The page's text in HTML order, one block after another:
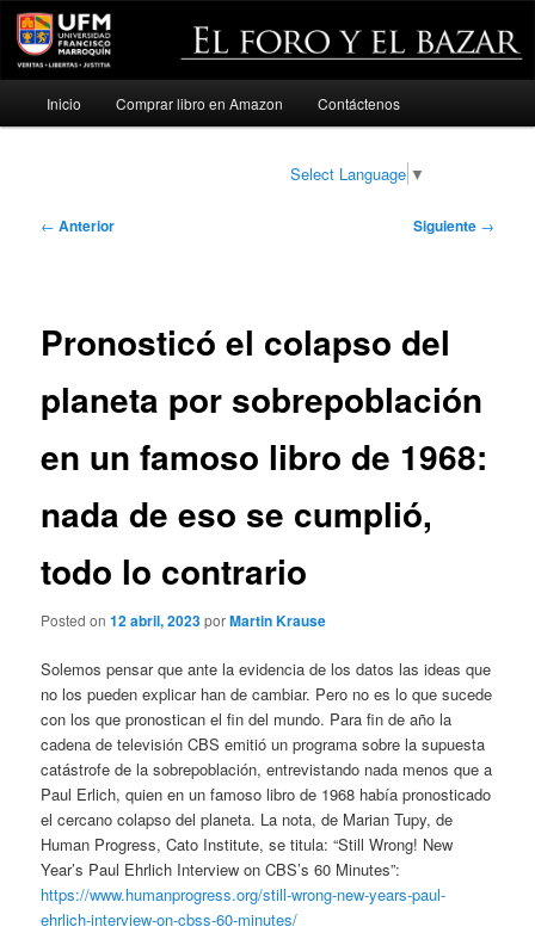
Ir
Inicio Comprar libro en Amazon Contáctenos
Select Language ▼
Navegación
← Anterior Siguiente →
Pronosticó el colapso del
planeta por sobrepoblación
en un famoso libro de 1968:
nada de eso se cumplió,
todo lo contrario
Posted on12 abril, 2023porMartin Krause
Solemos pensar que ante la evidencia de los datos las ideas que
no los pueden explicar han de cambiar. Pero no es lo que sucede
con los que pronostican el fin del mundo. Para fin de año la
cadena de televisión CBS emitió un programa sobre la supuesta
catástrofe de la sobrepoblación, entrevistando nada menos que a
Paul Erlich, quien en un famoso libro de 1968 había pronosticado
el cercano colapso del planeta. La nota, de Marian Tupy, de
Human Progress, Cato Institute, se titula: “Still Wrong! New
Year’s Paul Ehrlich Interview on CBS’s 60 Minutes”:
https://www.humanprogress.org/still-wrong-new-years-paul-
ehrlich-interview-on-cbss-60-minutes/